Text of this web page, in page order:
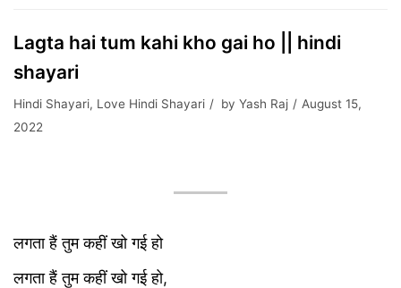
Lagta hai tum kahi kho gai ho || hindi
shayari
Hindi Shayari, Love Hindi Shayari by Yash Raj
August 15,
2022
लगता हैं तुम कहीं खो गई हो
लगता हैं तुम कहीं खो गई हो,